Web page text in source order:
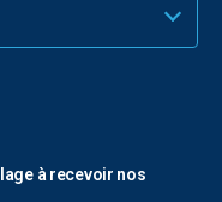
à recevoir nos